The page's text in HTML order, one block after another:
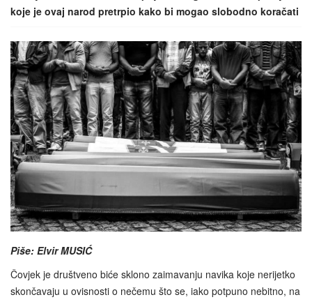
o
o
koje je ovaj narod pretrpio kako bi mogao slobodno koračati
Piše: Elvir MUSIĆ
Čovjek je društveno biće sklono zaimavanju navika koje nerijetko
skončavaju u ovisnosti o nečemu što se, iako potpuno nebitno, na